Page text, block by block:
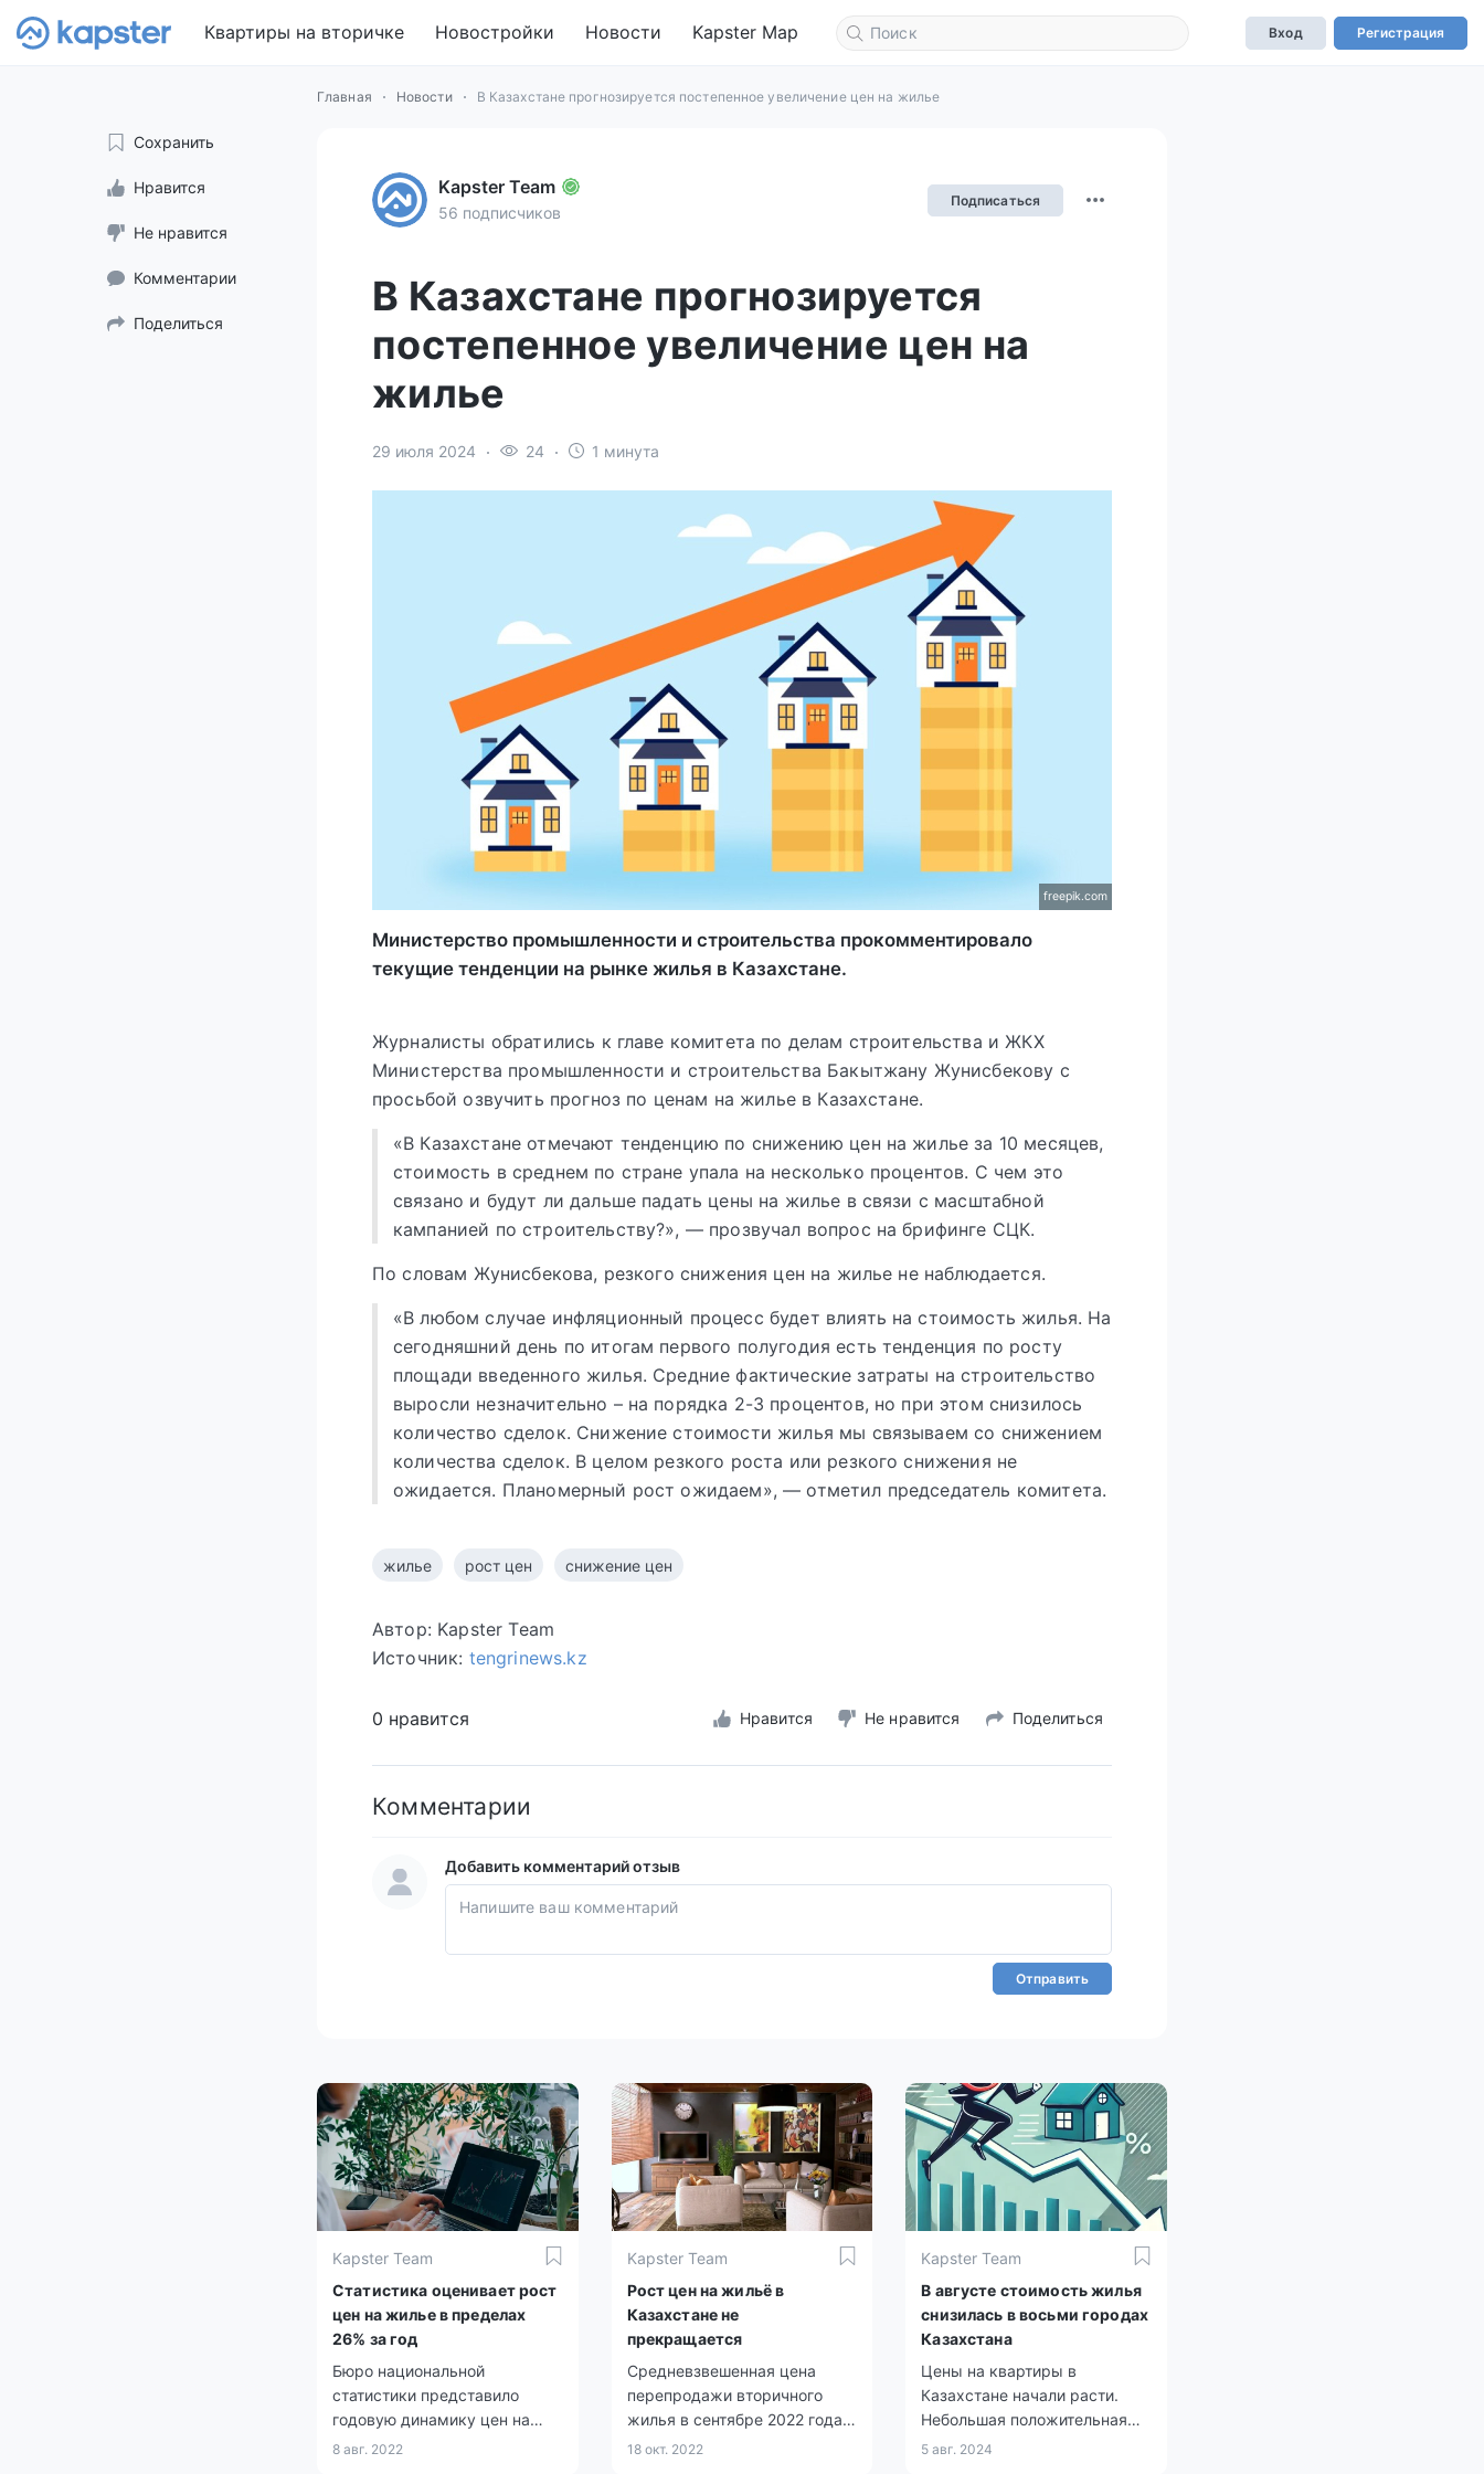
Квартиры на вторичке Новостройки Новости Kapster Map Вход Регистрация
Главная Новости В Казахстане прогнозируется постепенное увеличение цен на жилье
Сохранить
Нравится
Не нравится
Комментарии
Поделиться
Kapster Team
56 подписчиков
Подписаться
В Казахстане прогнозируется
постепенное увеличение цен на
жилье
29 июля 2024 24 1 минута
freepik.com
Министерство промышленности и строительства прокомментировало
текущие тенденции на рынке жилья в Казахстане.
Журналисты обратились к главе комитета по делам строительства и ЖКХ
Министерства промышленности и строительства Бакытжану Жунисбекову с
просьбой озвучить прогноз по ценам на жилье в Казахстане.
«В Казахстане отмечают тенденцию по снижению цен на жилье за 10 месяцев,
стоимость в среднем по стране упала на несколько процентов. С чем это
связано и будут ли дальше падать цены на жилье в связи с масштабной
кампанией по строительству?», — прозвучал вопрос на брифинге СЦК.
По словам Жунисбекова, резкого снижения цен на жилье не наблюдается.
«В любом случае инфляционный процесс будет влиять на стоимость жилья. На
сегодняшний день по итогам первого полугодия есть тенденция по росту
площади введенного жилья. Средние фактические затраты на строительство
выросли незначительно – на порядка 2-3 процентов, но при этом снизилось
количество сделок. Снижение стоимости жилья мы связываем со снижением
количества сделок. В целом резкого роста или резкого снижения не
ожидается. Планомерный рост ожидаем», — отметил председатель комитета.
жилье рост цен снижение цен
Автор: Kapster Team
Источник: tengrinews.kz
0 нравится Нравится Не нравится Поделиться
Комментарии
Добавить комментарий отзыв
Отправить
Kapster Team
Статистика оценивает рост
цен на жилье в пределах
26% за год
Бюро национальной
статистики представило
годовую динамику цен на
жилье - июль 2022 года к
8 авг. 2022
Kapster Team
Рост цен на жильё в
Казахстане не
прекращается
Средневзвешенная цена
перепродажи вторичного
жилья в сентябре 2022 года
составила в среднем по
18 окт. 2022
Kapster Team
В августе стоимость жилья
снизилась в восьми городах
Казахстана
Цены на квартиры в
Казахстане начали расти.
Небольшая положительная
динамика средних цен
5 авг. 2024